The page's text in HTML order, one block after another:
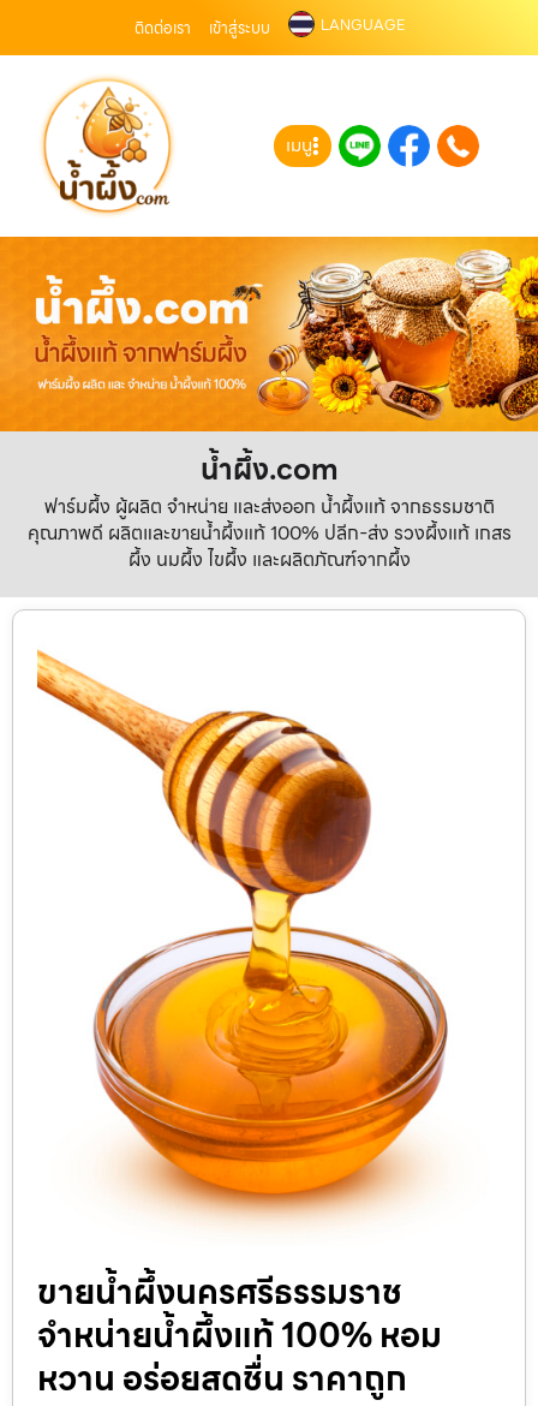
ติดต่อเรา เข้าสู่ระบบ LANGUAGE
เมนู
น้ำผึ้ง.com
ฟาร์มผึ้ง ผู้ผลิต จำหน่าย และส่งออก น้ำผึ้งแท้ จากธรรมชาติ
คุณภาพดี ผลิตและขายน้ำผึ้งแท้ 100% ปลีก-ส่ง รวงผึ้งแท้ เกสร
ผึ้ง นมผึ้ง ไขผึ้ง และผลิตภัณฑ์จากผึ้ง
ขายน้ำผึ้งนครศรีธรรมราช
จำหน่ายน้ำผึ้งแท้ 100% หอม
หวาน อร่อยสดชื่น ราคาถูก